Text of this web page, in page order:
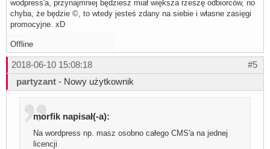
wodpress'a, przynajmniej będziesz miał większa rzeszę odbiorców, no
chyba, że będzie ©, to wtedy jesteś zdany na siebie i własne zasięgi
promocyjne. xD
Offline
#5
2018-06-10 15:08:18
partyzant - Nowy użytkownik
morfik napisał(-a):
Na wordpress np. masz osobno całego CMS'a na jednej
licencji